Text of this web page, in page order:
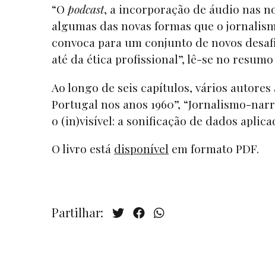
“O podcast, a incorporação de áudio nas
algumas das novas formas que o
convoca para um conjunto de novos
até da ética profissional”, lê-se no
Ao longo de seis capítulos, vários
Portugal nos anos 1960”, “Jornalismo-
o (in)visível: a sonificação de dados
O livro está disponível em formato PDF.
Partilhar: